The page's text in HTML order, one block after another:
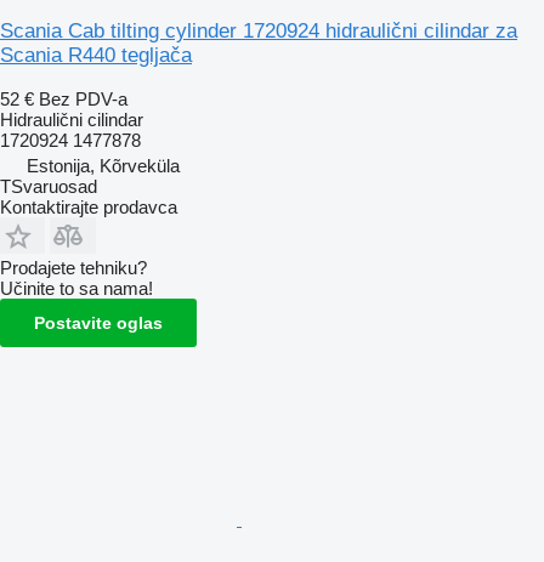
Scania Cab tilting cylinder 1720924 hidraulični cilindar za
Scania R440 tegljača
52 € Bez PDV-a
Hidraulični cilindar
1720924 1477878
Estonija, Kõrveküla
TSvaruosad
Kontaktirajte prodavca
Prodajete tehniku?
Učinite to sa nama!
Postavite oglas